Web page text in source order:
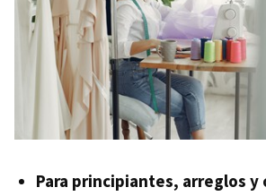
Para principiantes, arreglos y